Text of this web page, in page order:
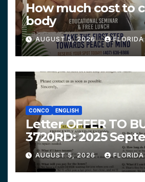
How much cost to
body
AUGUST 5, 2026 FLORIDA
CONCO ENGLISH
Letter OFFER TO
3720RD: 2025
$319,900 HPHG
AUGUST 5, 2026 FLORIDA